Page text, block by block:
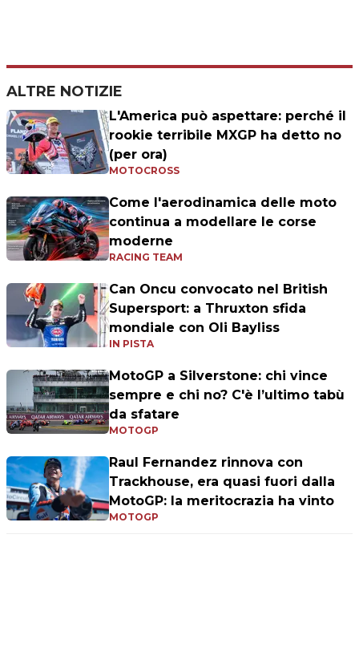
ALTRE NOTIZIE
L'America può aspettare: perché il
rookie terribile MXGP ha detto no
(per ora)
MOTOCROSS
Come l'aerodinamica delle moto
continua a modellare le corse
moderne
RACING TEAM
Can Oncu convocato nel British
Supersport: a Thruxton sfida
mondiale con Oli Bayliss
IN PISTA
MotoGP a Silverstone: chi vince
sempre e chi no? C'è l’ultimo tabù
da sfatare
MOTOGP
Raul Fernandez rinnova con
Trackhouse, era quasi fuori dalla
MotoGP: la meritocrazia ha vinto
MOTOGP